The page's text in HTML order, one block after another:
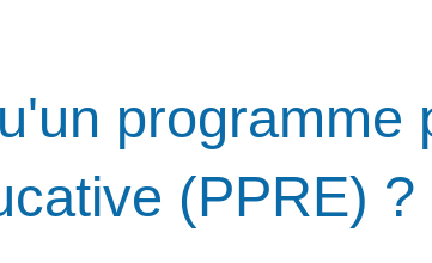
programme
(PPRE) ?